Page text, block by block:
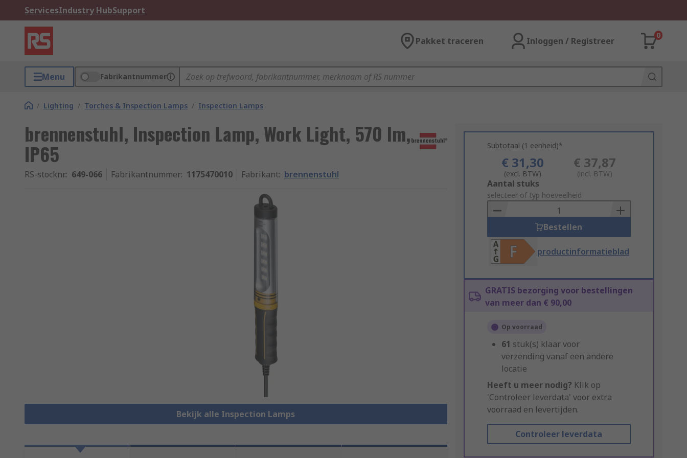
ServicesIndustry HubSupport
Pakket traceren Inloggen / Registreer
0
Menu Fabrikantnummer
/ Lighting / Torches & Inspection Lamps / Inspection Lamps
brennenstuhl, Inspection Lamp, Work Light, 570 lm,
IP65
RS-stocknr.: 649-066 Fabrikantnummer: 1175470010 Fabrikant: brennenstuhl
Bekijk alle Inspection Lamps
Subtotaal (1 eenheid)*
€ 31,30
(excl. BTW)
€ 37,87
(incl. BTW)
Add
to
Basket
Aantal stuks
selecteer of typ hoeveelheid
Bestellen
productinformatieblad
GRATIS bezorging voor bestellingen
van meer dan € 90,00
Op voorraad
61 stuk(s) klaar voor
verzending vanaf een andere
locatie
Heeft u meer nodig? Klik op
'Controleer leverdata' voor extra
voorraad en levertijden.
Controleer leverdata